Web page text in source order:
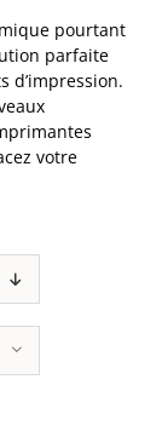
pourtant
parfaite
d’impression.
votre